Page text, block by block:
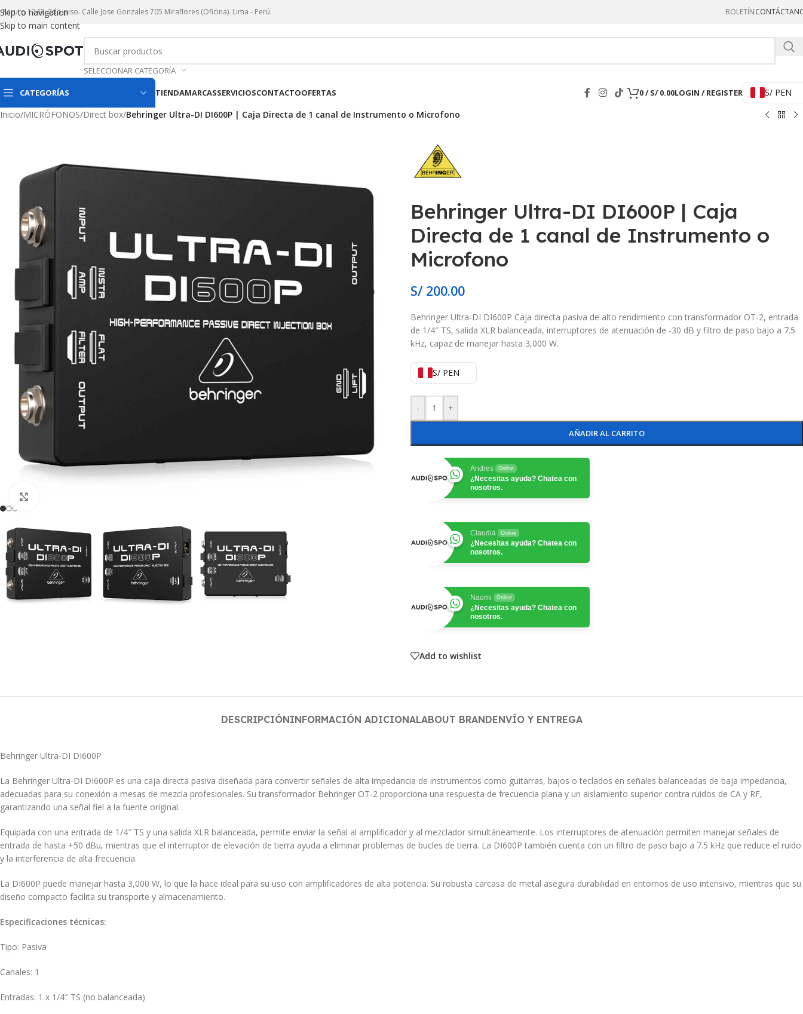
Skip to navigation
Skip to main content
Paruro 1242. 2do piso. Calle Jose Gonzales 705 Miraflores (Oficina). Lima - Perú. BOLETÍN
SELECCIONAR CATEGORÍA
CATEGORÍAS TIENDAMARCASSERVICIOSCONTACTOOFERTAS 0/ S/0.00LOGIN / REGISTER
S/ PEN
Inicio/MICRÓFONOS/Direct box/Behringer Ultra-DI DI600P | Caja Directa de 1 canal de Instrumento o Microfono
Behringer Ultra-DI DI600P | Caja
Directa de 1 canal de Instrumento o
Microfono
S/200.00
Behringer Ultra-DI DI600P Caja directa pasiva de alto rendimiento con transformador OT-2, entrada
de 1/4″ TS, salida XLR balanceada, interruptores de atenuación de -30 dB y filtro de paso bajo a 7.5
kHz, capaz de manejar hasta 3,000 W.
S/ PEN
- +
AÑADIR AL CARRITO
Andres Online
¿Necesitas ayuda? Chatea con
nosotros.
Claudia Online
¿Necesitas ayuda? Chatea con
nosotros.
Naomi Online
¿Necesitas ayuda? Chatea con
nosotros.
Add to wishlist
DESCRIPCIÓNINFORMACIÓN ADICIONALABOUT BRANDENVÍO Y ENTREGA
Behringer Ultra-DI DI600P
La Behringer Ultra-DI DI600P es una caja directa pasiva diseñada para convertir señales de alta impedancia de instrumentos como guitarras, bajos o teclados en señales balanceadas de baja impedancia,
adecuadas para su conexión a mesas de mezcla profesionales. Su transformador Behringer OT-2 proporciona una respuesta de frecuencia plana y un aislamiento superior contra ruidos de CA y RF,
garantizando una señal fiel a la fuente original.
Equipada con una entrada de 1/4″ TS y una salida XLR balanceada, permite enviar la señal al amplificador y al mezclador simultáneamente. Los interruptores de atenuación permiten manejar señales de
entrada de hasta +50 dBu, mientras que el interruptor de elevación de tierra ayuda a eliminar problemas de bucles de tierra. La DI600P también cuenta con un filtro de paso bajo a 7.5 kHz que reduce el ruido
y la interferencia de alta frecuencia.
La DI600P puede manejar hasta 3,000 W, lo que la hace ideal para su uso con amplificadores de alta potencia. Su robusta carcasa de metal asegura durabilidad en entornos de uso intensivo, mientras que su
diseño compacto facilita su transporte y almacenamiento.
Especificaciones técnicas:
Tipo: Pasiva
Canales: 1
Entradas: 1 x 1/4″ TS (no balanceada)